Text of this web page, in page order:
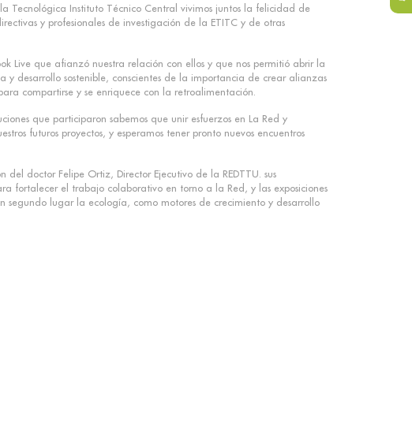
Tecnológica Instituto Técnico Central vivimos juntos la felicidad de
y profesionales de investigación de la ETITC y de otras
Live que afianzó nuestra relación con ellos y que nos permitió abrir la
y desarrollo sostenible, conscientes de la importancia de crear alianzas
compartirse y se enriquece con la retroalimentación.
que participaron sabemos que unir esfuerzos en La Red y
futuros proyectos, y esperamos tener pronto nuevos encuentros
del doctor Felipe Ortiz, Director Ejecutivo de la REDTTU. sus
fortalecer el trabajo colaborativo en torno a la Red, y las exposiciones
lugar la ecología, como motores de crecimiento y desarrollo